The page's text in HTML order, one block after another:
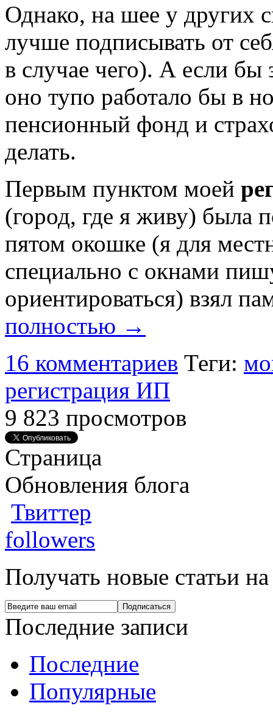
Однако, на шее у других
лучше подписывать от
в случае чего). А если
оно тупо работало бы в
пенсионный фонд и
делать.
Первым пунктом моей
(город, где я живу) была
пятом окошке (я для
специально с окнами
ориентироваться) взял
полностью →
16 комментариев Теги:
регистрация ИП
9 823 просмотров
Страница
Обновления блога
Твиттер
followers
Получать новые статьи
Последние записи
Последние
Популярные